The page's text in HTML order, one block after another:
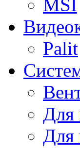
MSI
Palit
Для
Для